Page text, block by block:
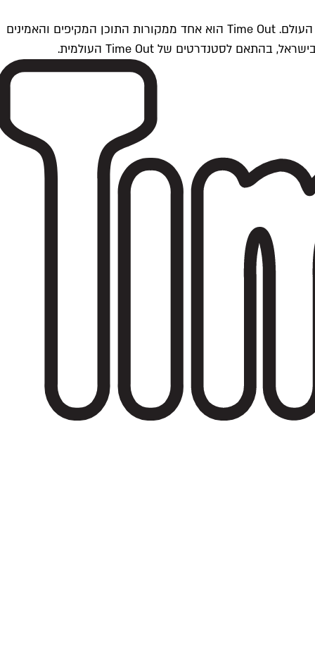
Time Outתל אביב הוא חלק מרשת Time Out Global — רשת מדיה בינלאומית הפועלת ב-360 ערים מרכזיות וב-60 מדינות ברחבי העולם. Time Out הוא אחד ממקורות התוכן המקיפים והאמינים